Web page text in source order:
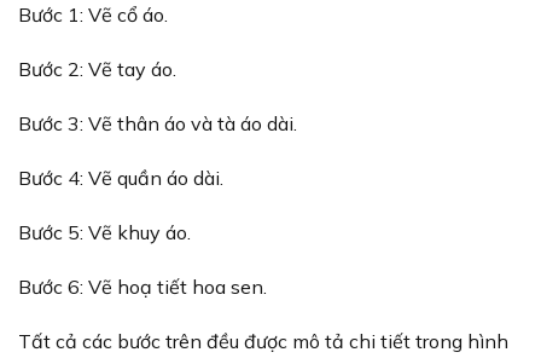
Bước 1: Vẽ cổ áo.
Bước 2: Vẽ tay áo.
Bước 3: Vẽ thân áo và tà áo dài.
Bước 4: Vẽ quần áo dài.
Bước 5: Vẽ khuy áo.
Bước 6: Vẽ hoạ tiết hoa sen.
Tất cả các bước trên đều được mô tả chi tiết trong hình